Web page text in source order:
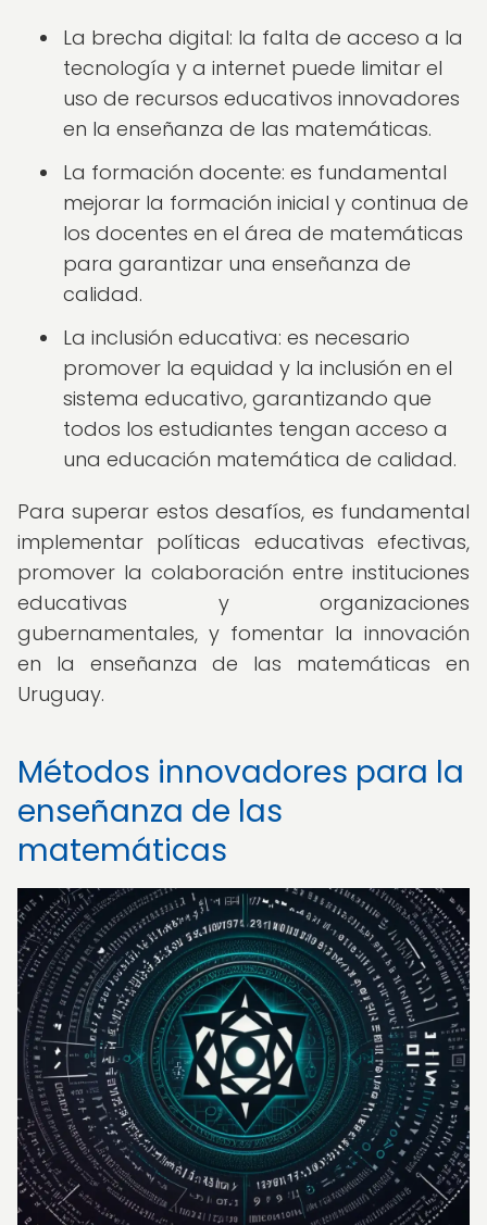
La brecha digital: la falta de acceso a la
tecnología y a internet puede limitar el
uso de recursos educativos innovadores
en la enseñanza de las matemáticas.
La formación docente: es fundamental
mejorar la formación inicial y continua de
los docentes en el área de matemáticas
para garantizar una enseñanza de
calidad.
La inclusión educativa: es necesario
promover la equidad y la inclusión en el
sistema educativo, garantizando que
todos los estudiantes tengan acceso a
una educación matemática de calidad.
Para superar estos desafíos, es fundamental
implementar políticas educativas efectivas,
promover la colaboración entre instituciones
educativas y organizaciones
gubernamentales, y fomentar la innovación
en la enseñanza de las matemáticas en
Uruguay.
Métodos innovadores para la
enseñanza de las
matemáticas